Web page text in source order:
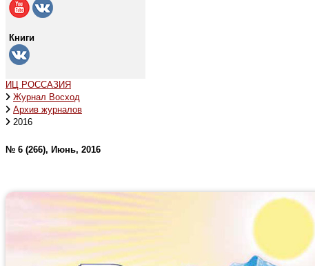
Книги
ИЦ РОССАЗИЯ
Журнал Восход
Архив журналов
2016
№ 6 (266), Июнь, 2016